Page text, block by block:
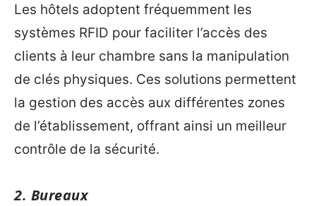
Les hôtels adoptent fréquemment les
systèmes RFID pour faciliter l’accès des
clients à leur chambre sans la manipulation
de clés physiques. Ces solutions permettent
la gestion des accès aux différentes zones
de l’établissement, offrant ainsi un meilleur
contrôle de la sécurité.
2. Bureaux